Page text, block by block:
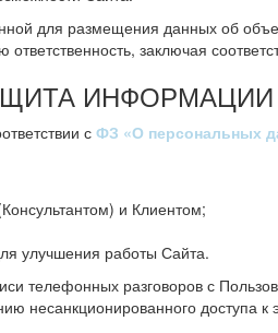
для размещения данных об
заключая
ИНФОРМАЦИИ
с ФЗ «О персональных
и Клиентом;
улучшения работы Сайта.
телефонных разговоров с
доступа